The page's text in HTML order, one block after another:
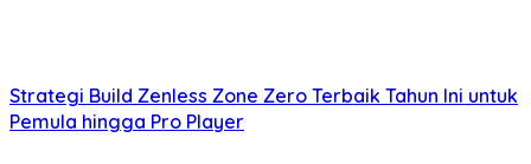
Strategi Build Zenless Zone Zero Terbaik Tahun Ini untuk
Pemula hingga Pro Player